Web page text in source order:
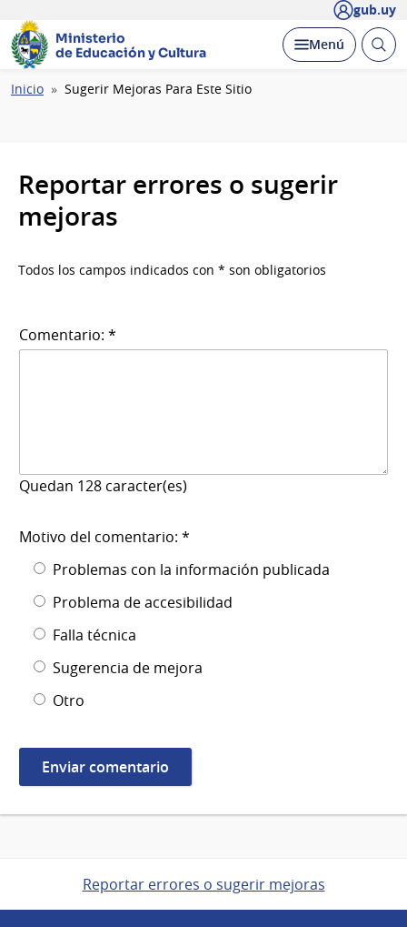
gub.uy
Ministerio
de Educación y Cultura
Desplegar
Menú Abrir
Ruta
Inicio Sugerir Mejoras Para Este Sitio
Reportar errores o sugerir
mejoras
Todos los campos indicados con * son obligatorios
Comentario: *
Quedan 128 caracter(es)
Motivo del comentario: *
Problemas con la información publicada
Problema de accesibilidad
Falla técnica
Sugerencia de mejora
Otro
Reportar errores o sugerir mejoras